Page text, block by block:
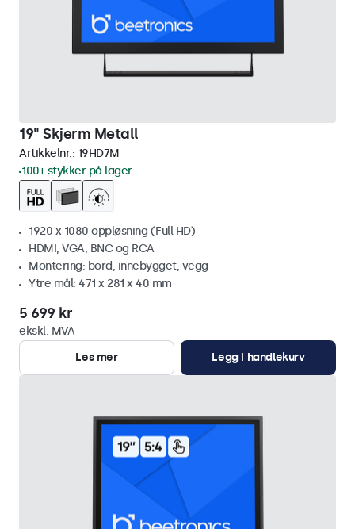
19" Skjerm Metall
Artikkelnr.: 19HD7M
100+ stykker på lager
1920 x 1080 oppløsning (Full HD)
HDMI, VGA, BNC og RCA
Montering: bord, innebygget, vegg
Ytre mål: 471 x 281 x 40 mm
5 699 kr
ekskl. MVA
Les mer
Legg i handlekurv